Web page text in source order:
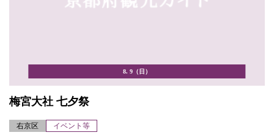
8. 9（日）
梅宮大社 七夕祭
右京区 イベント等